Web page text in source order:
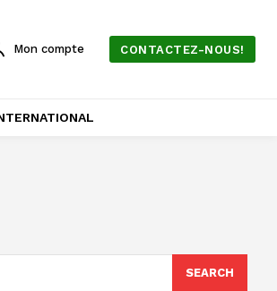
Mon compte CONTACTEZ-NOUS!
SEARCH